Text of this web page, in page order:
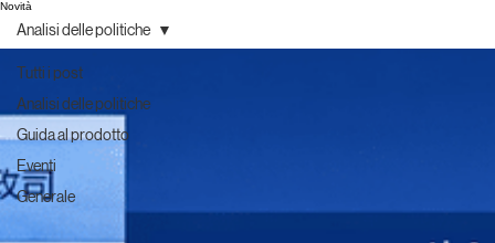
Novità
Tutti i post
Analisi delle politiche
Guida al prodotto
Eventi
Generale
Analisi delle politiche